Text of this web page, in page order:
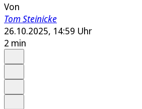
Von
Tom Steinicke
26.10.2025, 14:59 Uhr
2 min